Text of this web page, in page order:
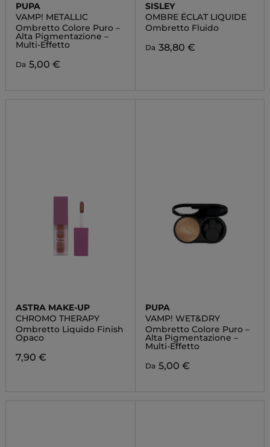
PUPA
VAMP! METALLIC
Ombretto Colore Puro –
Alta Pigmentazione –
Multi-Effetto
Da 5,00 €
SISLEY
OMBRE ÉCLAT LIQUIDE
Ombretto Fluido
Da 38,80 €
ASTRA MAKE-UP
CHROMO THERAPY
Ombretto Liquido Finish
Opaco
7,90 €
PUPA
VAMP! WET&DRY
Ombretto Colore Puro –
Alta Pigmentazione –
Multi-Effetto
Da 5,00 €